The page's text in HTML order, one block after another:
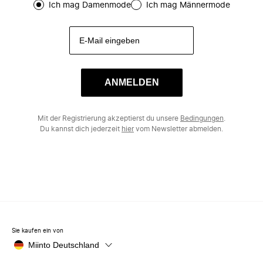
Ich mag Damenmode Ich mag Männermode
ANMELDEN
Mit der Registrierung akzeptierst du unsere Bedingungen
Du kannst dich jederzeit hiervom Newsletter abmelden.
Sie kaufen ein von
Miinto Deutschland